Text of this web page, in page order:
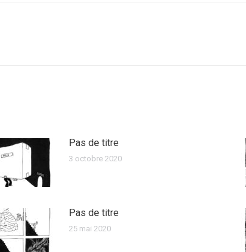
Pas de titre
3 octobre 2020
Pas de titre
25 mai 2020